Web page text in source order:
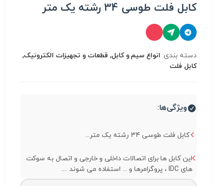
کابل فلت طوسی 34 رشته یک متر
دسته بندی: انواع سیم و کابل, قطعات و تجهیزات الکترونیک,
کابل فلت
ویژگی‌ها:
کابل فلت طوسی 34 رشته یک متر...
این کابل ها برای اتصالات داخلی و خارجی و اتصال به سوکت
های IDC ، پروگرامرها و ... استفاده می شوند ....